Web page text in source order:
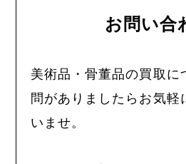
お問い合
美術品・骨董品の買取に
問がありましたらお気軽
いませ。